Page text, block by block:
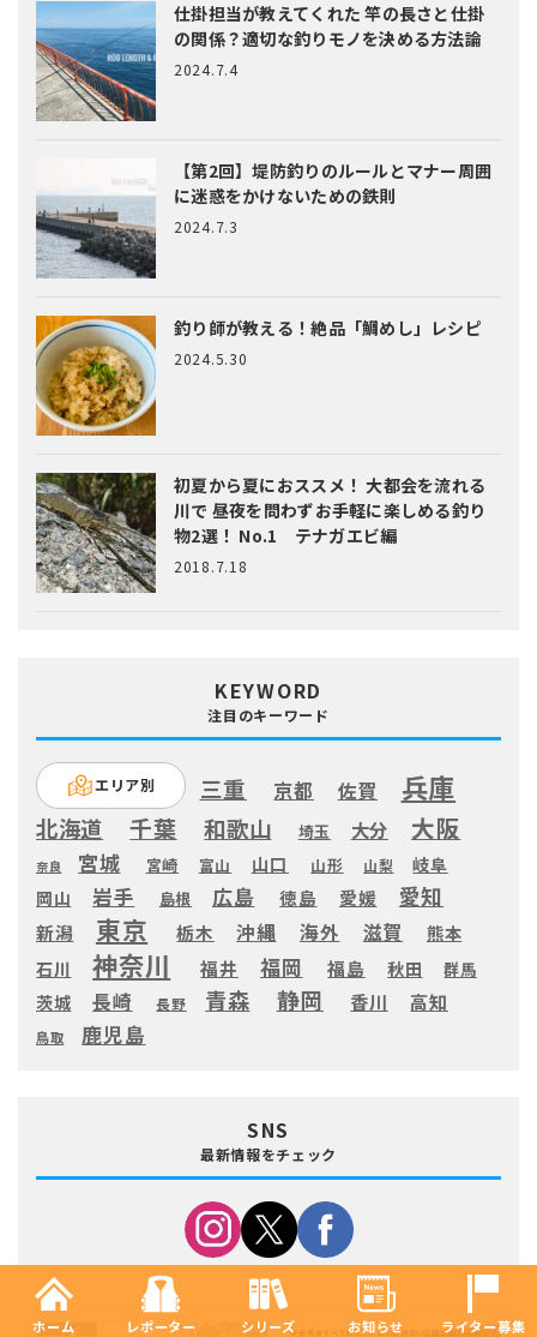
仕掛担当が教えてくれた竿の長さと仕掛
の関係？適切な釣りモノを決める方法論
2024.7.4
【第2回】堤防釣りのルールとマナー周囲
に迷惑をかけないための鉄則
2024.7.3
釣り師が教える！絶品「鯛めし」レシピ
2024.5.30
初夏から夏におススメ！ 大都会を流れる
川で 昼夜を問わずお手軽に楽しめる釣り
物2選！ No.1 テナガエビ編
2018.7.18
KEYWORD
注目のキーワード
エリア別 三重 京都 佐賀 兵庫
北海道 千葉 和歌山 埼玉 大分 大阪
奈良 宮城 宮崎 富山 山口 山形 山梨
岐阜
岡山
岩手 島根 広島 徳島 愛媛 愛知
新潟 東京 栃木 沖縄 海外 滋賀
熊本
石川
神奈川 福井 福岡 福島 秋田 群馬
茨城 長崎 長野 青森 静岡 香川 高知
鳥取 鹿児島
SNS
最新情報をチェック
ホーム レポーター シリーズ お知らせ ライター募集